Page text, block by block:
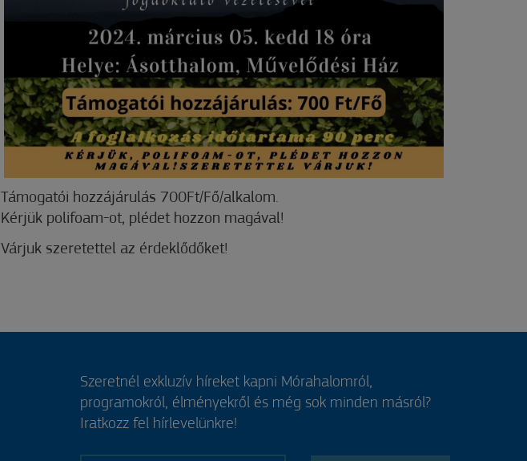
Támogatói hozzájárulás 700Ft/Fő/alkalom.
Kérjük polifoam-ot, plédet hozzon magával!
Várjuk szeretettel az érdeklődőket!
Szeretnél exkluzív híreket kapni Mórahalomról,
programokról, élményekről és még sok minden másról?
Iratkozz fel hírlevelünkre!